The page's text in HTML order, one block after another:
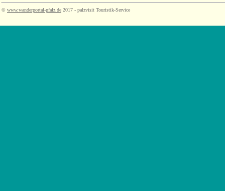
© www.wanderportal-pfalz.de 2017 - palzvisit Touristik-Service